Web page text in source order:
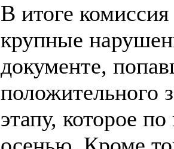
В итоге
крупные
документе,
положительного
этапу, которое